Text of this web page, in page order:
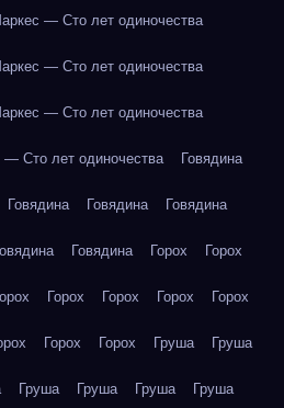
— Сто лет одиночества
— Сто лет одиночества
— Сто лет одиночества
— Сто лет одиночества Говядина
Говядина Говядина Говядина
Говядина Горох Горох
Горох Горох Горох Горох
Горох Горох Груша Груша
Груша Груша Груша Груша